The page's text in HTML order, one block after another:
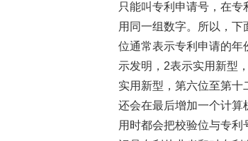
只能叫专利申请号，在
用同一组数字。所以，
位通常表示专利申请的年
示发明，2表示实用新型
实用新型，第六位至第十
还会在最后增加一个计算
用时都会把校验位与专利